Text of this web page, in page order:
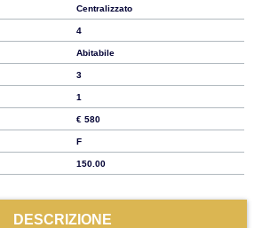
Centralizzato
4
Abitabile
3
1
€ 580
F
150.00
DESCRIZIONE